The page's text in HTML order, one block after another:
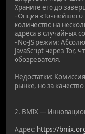
Храните его до
- Опция «Точнейшего
количество на
адреса в случайных
- No-JS режим:
JavaScript через Tor,
обозревателя.
Недостатки:
рынке, но за
2. BMIX —
Адрес: https://